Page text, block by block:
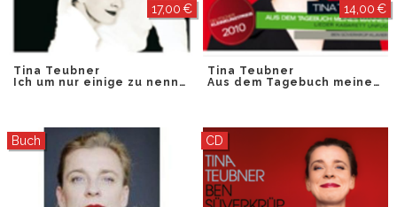
17,00 €
Tina Teubner
Ich um nur einige zu nennen
14,00 €
Tina Teubner
Aus dem Tagebuch meines Mannes
Buch CD